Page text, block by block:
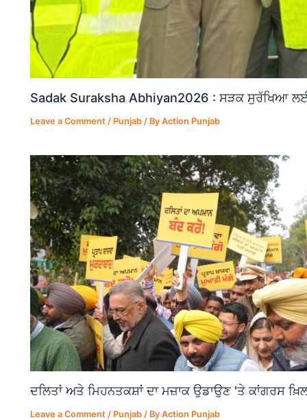
Sadak Suraksha Abhiyan2026 : ਸੜਕ ਸੁਰੱਖਿਆ
Leave a Comment / Punjab / ByAction Punjab
ਦਲਿਤਾਂ ਅਤੇ ਮਿਹਨਤਕਸ਼ਾਂ ਦਾ ਮਜ਼ਾਕ ਉਡਾਉਣ 'ਤੇ ਕਾਂਗਰਸ
Leave a Comment / Punjab / ByAction Punjab